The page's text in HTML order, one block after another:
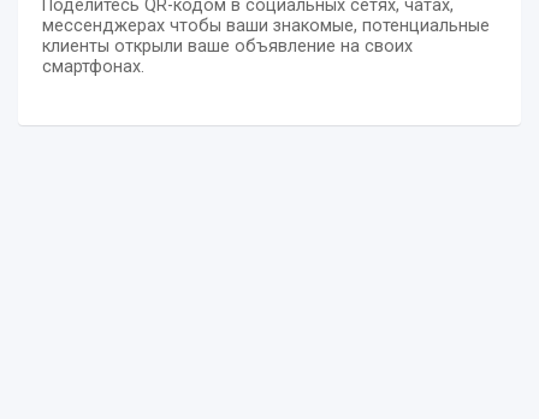
Поделитесь QR-кодом в социальных сетях, чатах,
мессенджерах чтобы ваши знакомые, потенциальные
клиенты открыли ваше объявление на своих
смартфонах.